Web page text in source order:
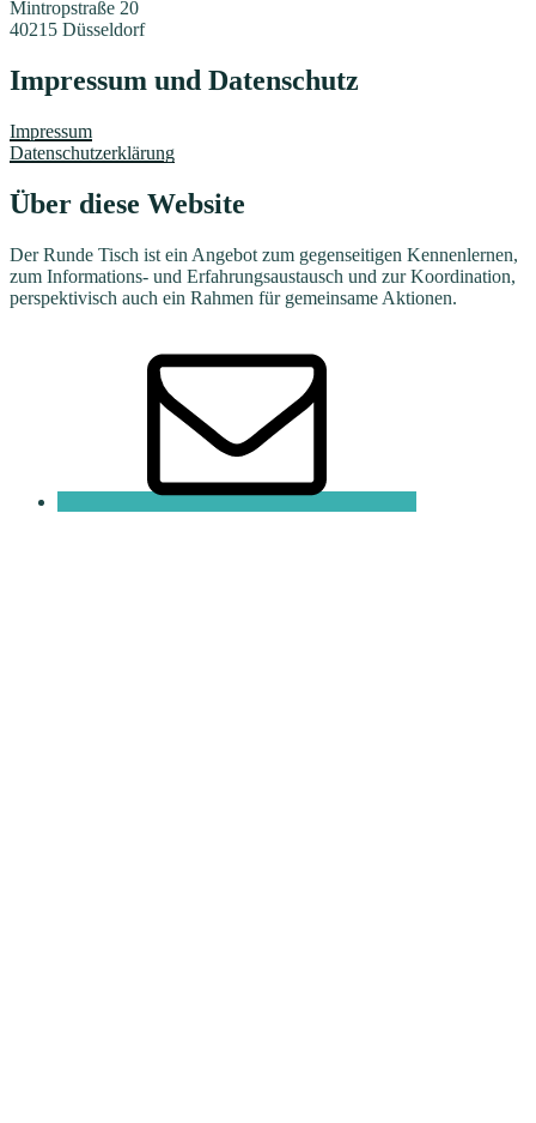
Mintropstraße 20
40215 Düsseldorf
Impressum und Datenschutz
Impressum
Datenschutzerklärung
Über diese Website
Der Runde Tisch ist ein Angebot zum gegenseitigen Kennenlernen,
zum Informations- und Erfahrungsaustausch und zur Koordination,
perspektivisch auch ein Rahmen für gemeinsame Aktionen.